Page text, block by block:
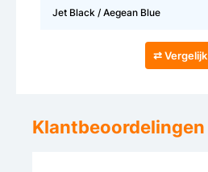
Jet Black / Aegean Blue
⇄ Vergelijk
Klantbeoordelingen